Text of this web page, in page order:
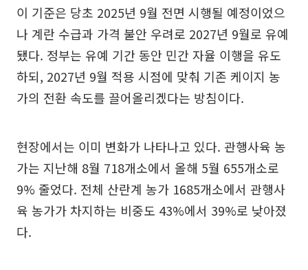
이 기준은 당초 2025년 9월 전면 시행될 예정이었으
나 계란 수급과 가격 불안 우려로 2027년 9월로 유예
됐다. 정부는 유예 기간 동안 민간 자율 이행을 유도
하되, 2027년 9월 적용 시점에 맞춰 기존 케이지 농
가의 전환 속도를 끌어올리겠다는 방침이다.
현장에서는 이미 변화가 나타나고 있다. 관행사육 농
가는 지난해 8월 718개소에서 올해 5월 655개소로
9% 줄었다. 전체 산란계 농가 1685개소에서 관행사
육 농가가 차지하는 비중도 43%에서 39%로 낮아졌
다.